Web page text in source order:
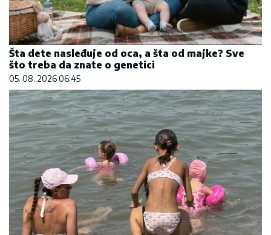
Šta dete nasleđuje od oca, a šta od majke? Sve
što treba da znate o genetici
05. 08. 2026 06:45